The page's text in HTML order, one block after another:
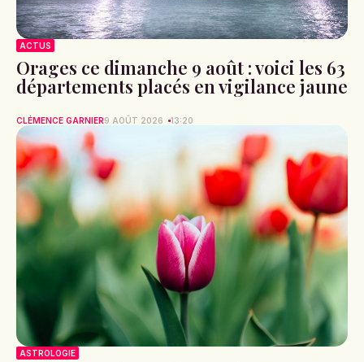
ACTUS
Orages ce dimanche 9 août : voici les 63
départements placés en vigilance jaune
CLÉMENCE GARNIER9 AOÛT 2026 13:20
ASTROLOGIE